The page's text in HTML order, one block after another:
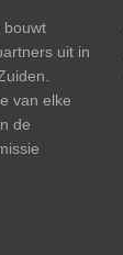
bouwt
uit in
van elke
de